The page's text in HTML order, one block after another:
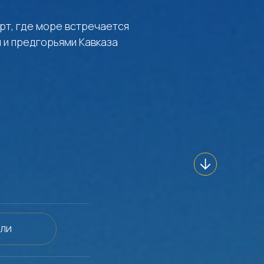
где море встречается
предгорьями Кавказа